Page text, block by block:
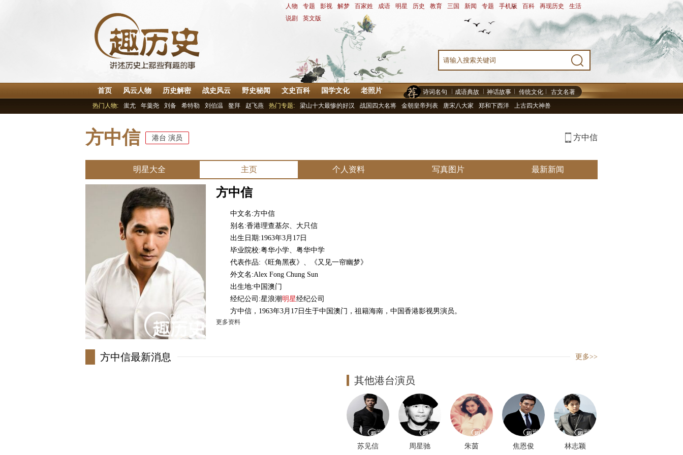
人物 专题 影视 解梦 百家姓 成语 明星 历史 教育 三国 新闻 专题 手机版 百科 再现历史 生活
说剧
英文版
首页 风云人物 历史解密 战史风云 野史秘闻 文史百科 国学文化 老照片 诗词名句 成语典故 神话故事 传统文化
古文名著
热门人物:
蚩尤 年羹尧 刘备 希特勒 刘伯温 鳌拜 赵飞燕 热门专题: 梁山十大最惨的好汉 战国四大名将 金朝皇帝列表 唐宋八大家 郑和下西洋 上古四大神兽
方中信 港台 演员 方中信
明星大全 主页 个人资料 写真图片 最新新闻
方中信
中文名:方中信
别名:香港理查基尔、大只信
出生日期:1963年3月17日
毕业院校:粤华小学、粤华中学
代表作品:《旺角黑夜》、《又见一帘幽梦》
外文名:Alex Fong Chung Sun
出生地:中国澳门
经纪公司:星浪潮明星经纪公司
方中信，1963年3月17日生于中国澳门，祖籍海南，中国香港影视男演员。
更多资料
方中信最新消息 更多>>
其他港台演员
苏见信 周星驰 朱茵 焦恩俊 林志颖